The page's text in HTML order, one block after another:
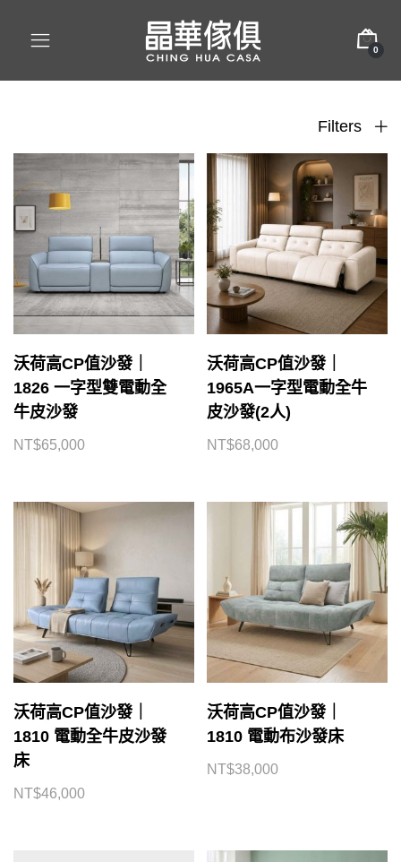
0
Filters
沃荷高CP值沙發｜
1826 一字型雙電動全
牛皮沙發
NT$65,000
沃荷高CP值沙發｜
1965A一字型電動全牛
皮沙發(2人)
NT$68,000
沃荷高CP值沙發｜
1810 電動全牛皮沙發
床
NT$46,000
沃荷高CP值沙發｜
1810 電動布沙發床
NT$38,000